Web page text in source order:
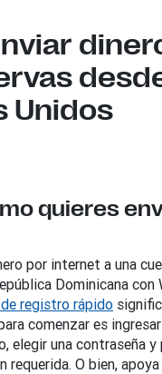
Unidos
quieres
por internet a una
Dominicana con
registro rápido
comenzar es
elegir una contraseña
requerida. O bien,